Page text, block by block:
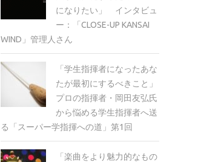
になりたい」 インタビュ
ー：「CLOSE-UP KANSAI
WIND」管理人さん
「学生指揮者になったあな
たが最初にするべきこと」
プロの指揮者・岡田友弘氏
から悩める学生指揮者へ送
る「スーパー学指揮への道」第1回
「楽曲をより魅力的なもの